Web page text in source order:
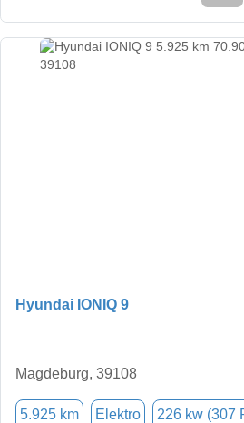
Hyundai IONIQ 9
Magdeburg, 39108
5.925 km Elektro 226 kw (307